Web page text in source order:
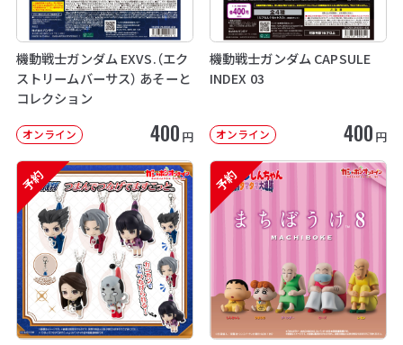
機動戦士ガンダム EXVS.（エク
ストリームバーサス） あそーと
コレクション
オンライン 400 円
機動戦士ガンダム CAPSULE
INDEX 03
オンライン 400 円
予約 予約